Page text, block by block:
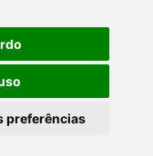
preferências